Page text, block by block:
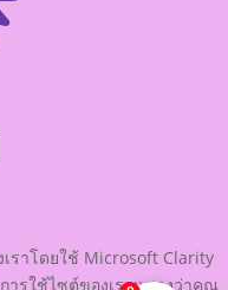
ราโดยใช้ Microsoft Clarity
ารใช้ไซต์ของเราแสดงว่าคุณ